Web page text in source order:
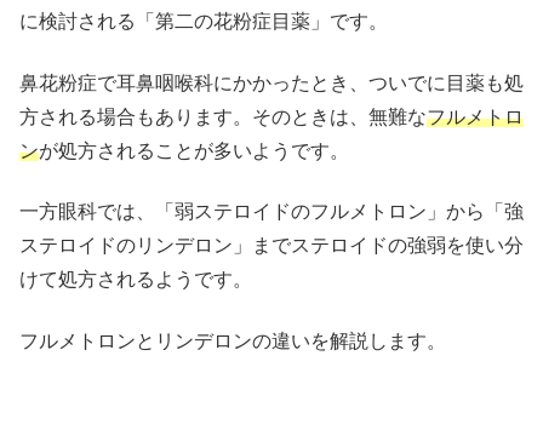
に検討される「第二の花粉症目薬」です。
鼻花粉症で耳鼻咽喉科にかかったとき、ついでに目薬も処
方される場合もあります。そのときは、無難なフルメトロ
ンが処方されることが多いようです。
一方眼科では、「弱ステロイドのフルメトロン」から「強
ステロイドのリンデロン」までステロイドの強弱を使い分
けて処方されるようです。
フルメトロンとリンデロンの違いを解説します。